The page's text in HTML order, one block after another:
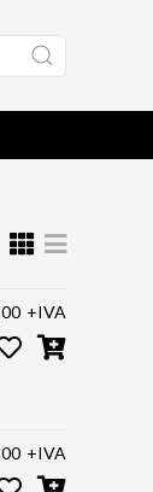
+IVA
+IVA